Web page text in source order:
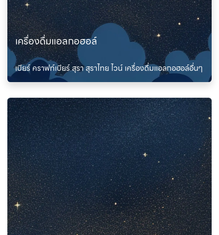
เครื่องดื่มแอลกอฮอล์
เบียร์ คราฟท์เบียร์ สุรา สุราไทย ไวน์ เครื่องดื่มแอลกอฮอล์อื่นๆ